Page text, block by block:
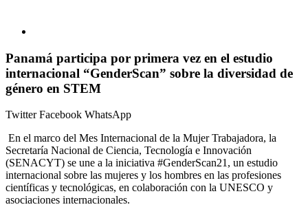
Panamá participa por primera vez en el estudio
internacional “GenderScan” sobre la diversidad de
género en STEM
TwitterFacebook WhatsApp
En el marco del Mes Internacional de la Mujer Trabajadora, la
Secretaría Nacional de Ciencia, Tecnología e Innovación
(SENACYT) se une a la iniciativa #GenderScan21, un estudio
internacional sobre las mujeres y los hombres en las profesiones
científicas y tecnológicas, en colaboración con la UNESCO y
asociaciones internacionales.